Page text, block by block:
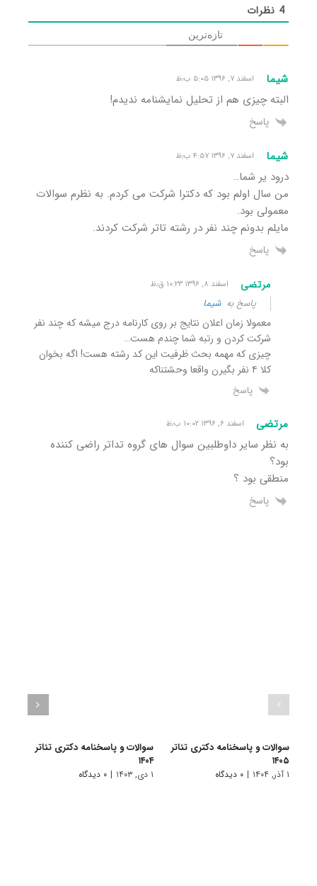
4 نظرات
تازه‌ترین
شیما اسفند ۷, ۱۳۹۶ ۵:۰۵ ب٫ظ
البته چیزی هم از تحلیل نمایشنامه ندیدم!
پاسخ
شیما اسفند ۷, ۱۳۹۶ ۴:۵۷ ب٫ظ
درود یر شما..
من سال اولم بود که دکترا شرکت می کردم. به نظرم سوالات
معمولی بود.
مایلم بدونم چند نفر در رشته تاتر شرکت کردند.
پاسخ
مرتضی اسفند ۸, ۱۳۹۶ ۱۰:۲۳ ق٫ظ
پاسخ بهشیما
معمولا زمان اعلان نتایج بر روی کارنامه درج میشه که چند نفر
شرکت کردن و رتبه شما چندم هست…
چیزی که مهمه بحث ظرفیت این کد رشته هست! اگه بخوان
کلا ۴ نفر بگیرن واقعا وحشتناکه
پاسخ
مرتضی اسفند ۶, ۱۳۹۶ ۱۰:۰۲ ب٫ظ
به نظر سایر داوطلبین سوال های گروه تداتر راضی کننده
بود؟
منطقی بود ؟
پاسخ
سوالات و پاسخنامه دکتری تئاتر
۱۴۰۵
۱ آذر, ۱۴۰۴ | ۰ دیدگاه
سوالات و پاسخنامه دکتری تئاتر
۱۴۰۴
۱ دی, ۱۴۰۳ | ۰ دیدگاه